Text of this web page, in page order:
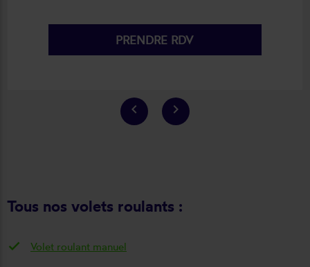
PRENDRE RDV
keyboard_arrow_left keyboard_arrow_right
Tous nos volets roulants :
Volet roulant manuel